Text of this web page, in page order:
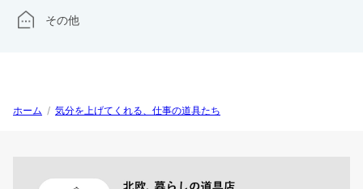
その他
ホーム / 気分を上げてくれる、仕事の道具たち